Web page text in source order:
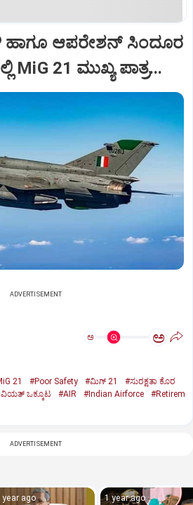
ಆಪರೇಶನ್‌ ಸಿಂದೂರ
21 ಮುಖ್ಯ ಪಾತ್ರ...
ADVERTISEMENT
ಅ ಅ
21 #Poor Safety #ಮಿಗ್‌ 21
#ಸುರಕ್ಷತಾ ಕೊರ
ಒಕ್ಕೂಟ #AIR #Indian Airforce
#Retirem
ADVERTISEMENT
year ago 1 year ago